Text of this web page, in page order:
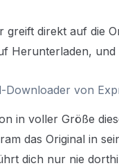
direkt auf die
Herunterladen,
von
in voller Größe
das Original in
dich nur nie